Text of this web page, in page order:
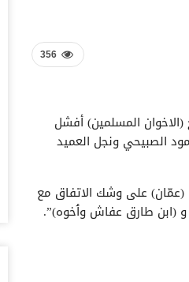
356
المسلمين) أفشل
الصبيحي ونجل العميد
(عمّان) على وشك الاتفاق مع
(ابن طارق عفاش وٲخوه)”.